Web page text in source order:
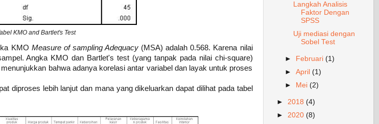
KMO and Bartlet's Test
KMO Measure of sampling Adequacy (MSA) adalah 0.568. Karena nilai
Angka KMO dan Bartlet's test (yang tanpak pada nilai chi-square)
bahwa adanya korelasi antar variabel dan layak untuk proses
diproses lebih lanjut dan mana yang dikeluarkan dapat dilihat pada tabel
Langkah Analisis
Faktor Dengan
SPSS
Uji mediasi dengan
Sobel Test
► Februari (1)
► April (1)
►
Mei (2)
► 2018 (4)
► 2020 (8)